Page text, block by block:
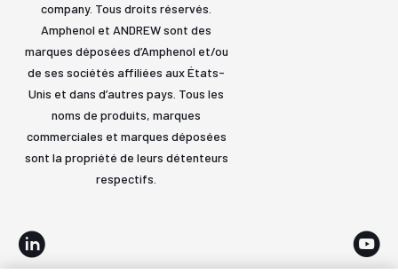
company. Tous droits réservés.
Amphenol et ANDREW sont des
marques déposées d’Amphenol et/ou
de ses sociétés affiliées aux États-
Unis et dans d’autres pays. Tous les
noms de produits, marques
commerciales et marques déposées
sont la propriété de leurs détenteurs
respectifs.